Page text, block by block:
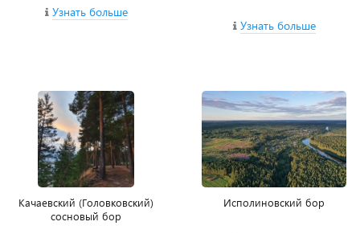
Узнать больше
Узнать больше
Качаевский (Головковский)
сосновый бор
Исполиновский бор